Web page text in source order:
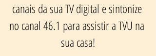
canais da sua TV digital e sintonize
no canal 46.1 para assistir a TVU na
sua casa!